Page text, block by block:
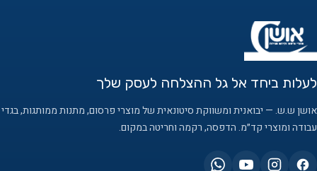
לעלות ביחד אל גל ההצלחה לעסק שלך
אושן ש.ש. — יבואנית ומשווקת סיטונאית של מוצרי פרסום, מתנות ממותגות, בגדי
עבודה ומוצרי קד״מ. הדפסה, רקמה וחריטה במקום.